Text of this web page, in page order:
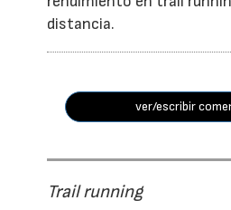
distancia.
ver/escribir
Trail running